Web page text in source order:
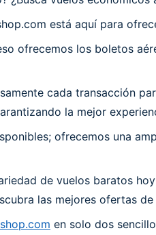
está aquí para
ofrecemos los boletos
cada transacción
la mejor
ofrecemos una
de vuelos baratos
las mejores ofertas de
en solo dos